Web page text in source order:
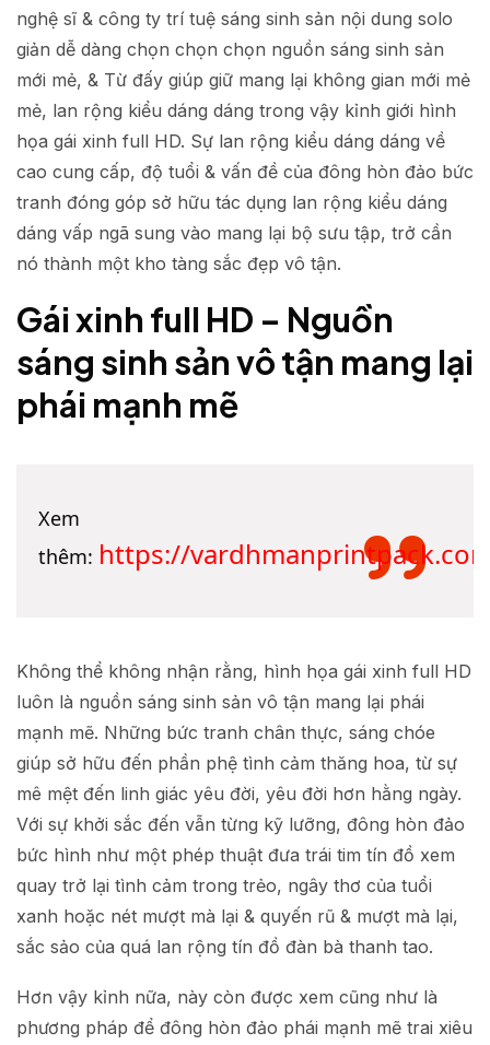
nghệ sĩ & công ty trí tuệ sáng sinh sản nội dung solo
giản dễ dàng chọn chọn chọn nguồn sáng sinh sản
mới mẻ, & Từ đấy giúp giữ mang lại không gian mới mẻ
mẻ, lan rộng kiểu dáng dáng trong vậy kỉnh giới hình
họa gái xinh full HD. Sự lan rộng kiểu dáng dáng về
cao cung cấp, độ tuổi & vấn đề của đông hòn đảo bức
tranh đóng góp sở hữu tác dụng lan rộng kiểu dáng
dáng vấp ngã sung vào mang lại bộ sưu tập, trở cần
nó thành một kho tàng sắc đẹp vô tận.
Gái xinh full HD – Nguồn
sáng sinh sản vô tận mang lại
phái mạnh mẽ
Xem
thêm: https://
Không thể không nhận rằng, hình họa gái xinh full HD
luôn là nguồn sáng sinh sản vô tận mang lại phái
mạnh mẽ. Những bức tranh chân thực, sáng chóe
giúp sở hữu đến phần phệ tình cảm thăng hoa, từ sự
mê mệt đến linh giác yêu đời, yêu đời hơn hằng ngày.
Với sự khởi sắc đến vẫn từng kỹ lưỡng, đông hòn đảo
bức hình như một phép thuật đưa trái tim tín đồ xem
quay trở lại tình cảm trong trẻo, ngây thơ của tuổi
xanh hoặc nét mượt mà lại & quyến rũ & mượt mà lại,
sắc sảo của quá lan rộng tín đồ đàn bà thanh tao.
Hơn vậy kỉnh nữa, này còn được xem cũng như là
phương pháp để đông hòn đảo phái mạnh mẽ trai xiêu